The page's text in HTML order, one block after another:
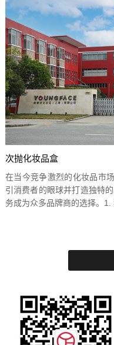
次抛化妆品盒
在当今竞争激烈的化妆品市
引消费者的眼球并打造独特
务成为众多品牌商的选择。1.